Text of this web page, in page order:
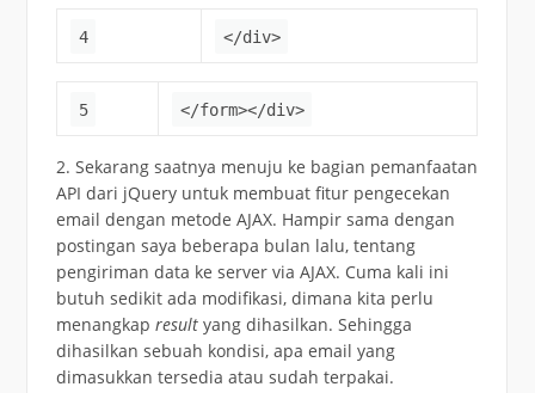
4 </div>
5 </form></div>
2. Sekarang saatnya menuju ke bagian pemanfaatan
API dari jQuery untuk membuat fitur pengecekan
email dengan metode AJAX. Hampir sama dengan
postingan saya beberapa bulan lalu, tentang
pengiriman data ke server via AJAX. Cuma kali ini
butuh sedikit ada modifikasi, dimana kita perlu
menangkap result yang dihasilkan. Sehingga
dihasilkan sebuah kondisi, apa email yang
dimasukkan tersedia atau sudah terpakai.